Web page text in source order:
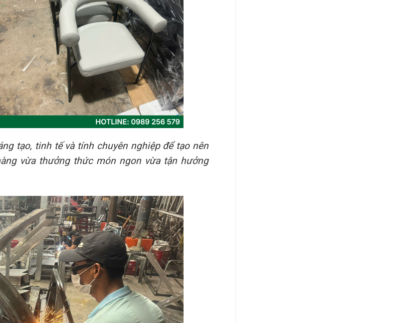
tạo, tinh tế và tính chuyên nghiệp để tạo nên
vừa thưởng thức món ngon vừa tận hưởng